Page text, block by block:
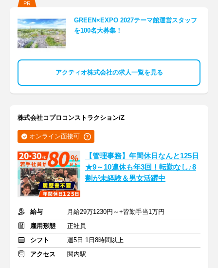
PR
GREEN×EXPO 2027テーマ館運営スタッフ
を100名大募集！
アクティオ株式会社の求人一覧を見る
株式会社コプロコンストラクション/Z
オンライン面接可
【管理事務】年間休日なんと125日
★9～10連休も年3回！転勤なし♪8
割が未経験＆男女活躍中
給与
月給29万1230円～+皆勤手当1万円
雇用形態
正社員
シフト
週5日 1日8時間以上
アクセス
関内駅